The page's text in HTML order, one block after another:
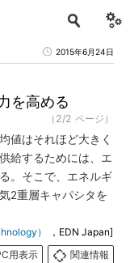
2015年6月24日
を高める
（2/2 ページ）
値はそれほど大きく
給するためには、エ
。そこで、エネルギ
2重層キャパシタを
）
，EDN Japan]
用表示
関連情報